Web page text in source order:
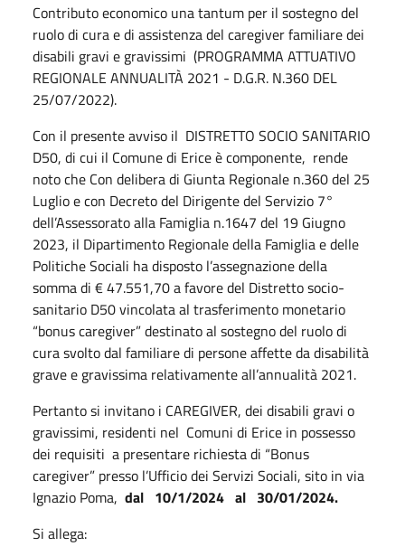
Contributo economico una tantum per il sostegno del
ruolo di cura e di assistenza del caregiver familiare dei
disabili gravi e gravissimi (PROGRAMMA ATTUATIVO
REGIONALE ANNUALITÀ 2021 - D.G.R. N.360 DEL
25/07/2022).
Con il presente avviso il DISTRETTO SOCIO SANITARIO
D50, di cui il Comune di Erice è componente, rende
noto che Con delibera di Giunta Regionale n.360 del 25
Luglio e con Decreto del Dirigente del Servizio 7°
dell’Assessorato alla Famiglia n.1647 del 19 Giugno
2023, il Dipartimento Regionale della Famiglia e delle
Politiche Sociali ha disposto l’assegnazione della
somma di € 47.551,70 a favore del Distretto socio-
sanitario D50 vincolata al trasferimento monetario
“bonus caregiver” destinato al sostegno del ruolo di
cura svolto dal familiare di persone affette da disabilità
grave e gravissima relativamente all’annualità 2021.
Pertanto si invitano i CAREGIVER, dei disabili gravi o
gravissimi, residenti nel Comuni di Erice in possesso
dei requisiti a presentare richiesta di “Bonus
caregiver” presso l’Ufficio dei Servizi Sociali, sito in via
Ignazio Poma, dal 10/1/2024 al 30/01/2024.
Si allega: